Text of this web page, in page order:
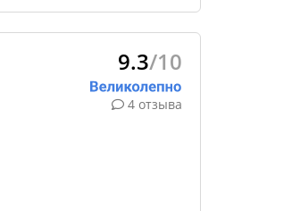
9.3/10
4 отзыва